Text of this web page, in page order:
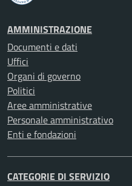
AMMINISTRAZIONE
Documenti e dati
Uffici
Organi di governo
Politici
Aree amministrative
Personale amministrativo
Enti e fondazioni
CATEGORIE DI SERVIZIO